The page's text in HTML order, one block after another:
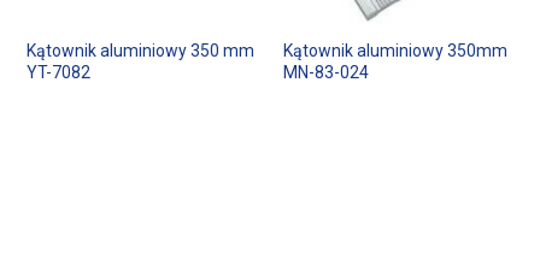
Kątownik aluminiowy 350 mm
YT-7082
Kątownik aluminiowy 350mm
MN-83-024